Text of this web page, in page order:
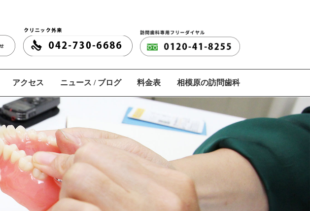
アクセス ニュース / ブログ 料金表 相模原の訪問歯科